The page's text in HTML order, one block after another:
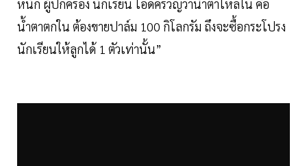
หนัก ผู้ปกครอง นักเรียน โอดครวญว่าน้ำตาไหลใน คือ
น้ำตาตกใน ต้องขายปาล์ม 100 กิโลกรัม ถึงจะซื้อกระโปรง
นักเรียนให้ลูกได้ 1 ตัวเท่านั้น”